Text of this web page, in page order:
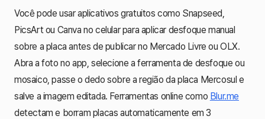
Você pode usar aplicativos gratuitos como Snapseed,
PicsArt ou Canva no celular para aplicar desfoque manual
sobre a placa antes de publicar no Mercado Livre ou OLX.
Abra a foto no app, selecione a ferramenta de desfoque ou
mosaico, passe o dedo sobre a região da placa Mercosul e
salve a imagem editada. Ferramentas online como Blur.me
detectam e borram placas automaticamente em 3